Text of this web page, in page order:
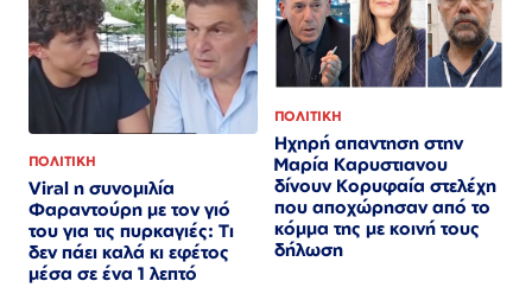
ΠΟΛΙΤΙΚΗ
Viral η συνομιλία
Φαραντούρη με τον γιό
του για τις πυρκαγιές: Τι
δεν πάει καλά κι εφέτος
μέσα σε ένα 1 λεπτό
ΠΟΛΙΤΙΚΗ
Ηχηρή απαντηση στην
Μαρία Καρυστιανου
δίνουν Κορυφαία στελέχη
που αποχώρησαν από το
κόμμα της με κοινή τους
δήλωση